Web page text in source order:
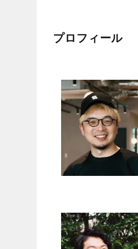
プロフィール